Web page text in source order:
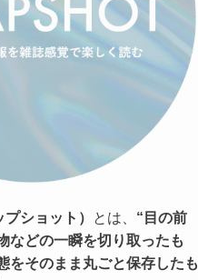
ショット） とは、 “目の前
などの一瞬を切り取ったも
をそのまま丸ごと保存したも